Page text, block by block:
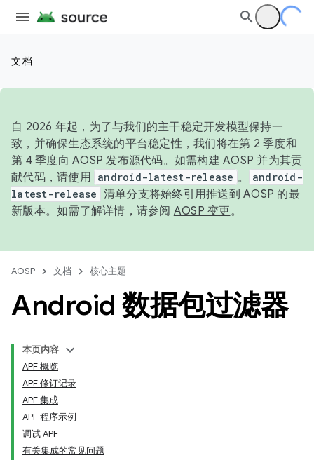
文档
自 2026 年起，为了与我们的主干稳定开发模型保持一
致，并确保生态系统的平台稳定性，我们将在第 2 季度和
第 4 季度向 AOSP 发布源代码。如需构建 AOSP 并为其贡
献代码，请使用 android-latest-release 。
android-
latest-release 清单分支将始终引用推送到 AOSP 的最
新版本。如需了解详情，请参阅 AOSP 变更。
AOSP 文档 核心主题
Android 数据包过滤器
本页内容
APF 概览
APF 修订记录
APF 集成
APF 程序示例
调试 APF
有关集成的常见问题